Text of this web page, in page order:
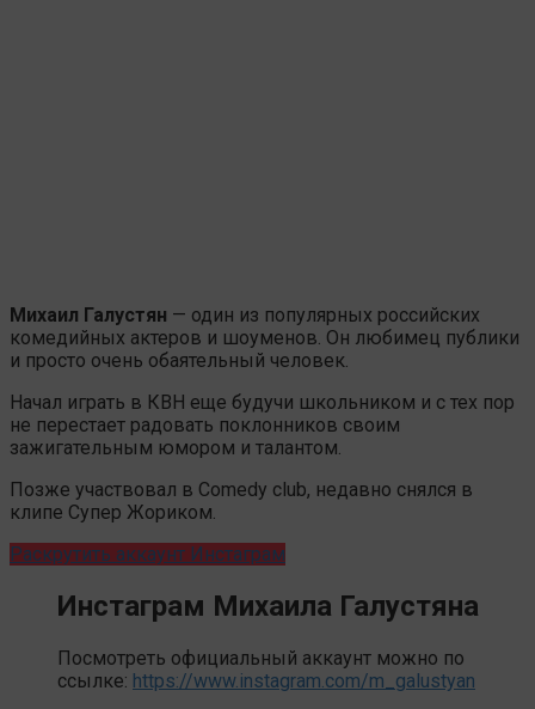
Михаил Галустян — один из популярных российских
комедийных актеров и шоуменов. Он любимец публики
и просто очень обаятельный человек.
Начал играть в КВН еще будучи школьником и с тех пор
не перестает радовать поклонников своим
зажигательным юмором и талантом.
Позже участвовал в Comedy club, недавно снялся в
клипе Супер Жориком.
Раскрутить аккаунт Инстаграм
Инстаграм Михаила Галустяна
Посмотреть официальный аккаунт можно по
ссылке: https://www.instagram.com/m_galustyan